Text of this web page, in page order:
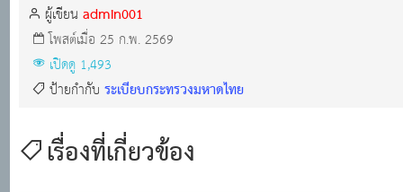
ผู้เขียนadmin001
โพสต์เมื่อ 25 ก.พ. 2569
เปิดดู 1,493
ป้ายกำกับระเบียบกระทรวงมหาดไทย
เรื่องที่เกี่ยวข้อง